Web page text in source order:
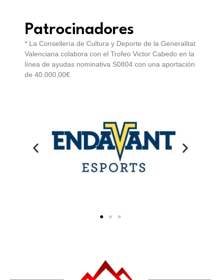
Patrocinadores
* La Consellería de Cultura y Deporte de la Generalitat
Valenciana colabora con el Trofeo Victor Cabedo en la
línea de ayudas nominativa S0804 con una aportación
de 40.000,00€